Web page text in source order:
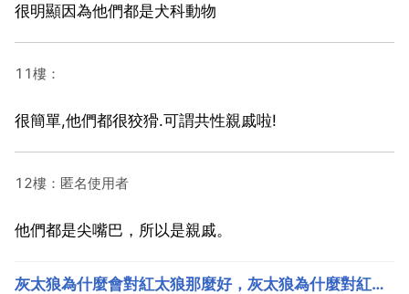
很明顯因為他們都是犬科動物
11樓：
很簡單,他們都很狡猾.可謂共性親戚啦!
12樓：匿名使用者
他們都是尖嘴巴，所以是親戚。
灰太狼為什麼會對紅太狼那麼好，灰太狼為什麼對紅太狼那麼好